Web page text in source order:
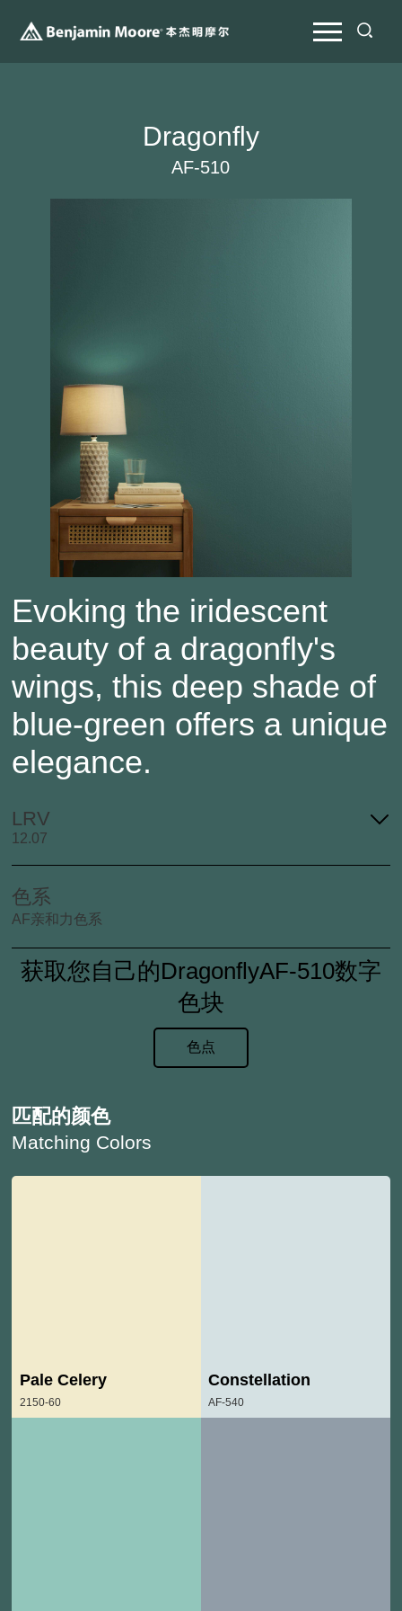
Dragonfly
AF-510
Evoking the iridescent
beauty of a dragonfly's
wings, this deep shade of
blue-green offers a unique
elegance.
LRV
12.07
色系
AF亲和力色系
获取您自己的DragonflyAF-510数字
色块
色点
匹配的颜色
Matching Colors
Pale Celery
2150-60
Constellation
AF-540